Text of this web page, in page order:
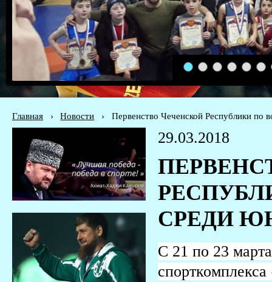
1 2 3 4 5 6
Главная › Новости › Первенство Чеченской Республики по
29.03.2018
СРЕДИ
С 21 по 23 марта